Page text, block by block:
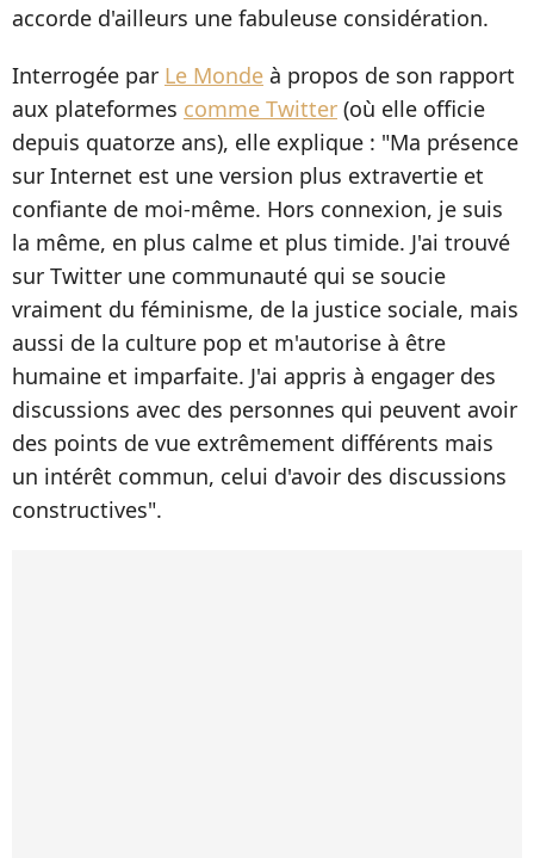
accorde d'ailleurs une fabuleuse considération.
Interrogée par Le Monde à propos de son rapport
aux plateformes comme Twitter (où elle officie
depuis quatorze ans), elle explique : "Ma présence
sur Internet est une version plus extravertie et
confiante de moi-même. Hors connexion, je suis
la même, en plus calme et plus timide. J'ai trouvé
sur Twitter une communauté qui se soucie
vraiment du féminisme, de la justice sociale, mais
aussi de la culture pop et m'autorise à être
humaine et imparfaite. J'ai appris à engager des
discussions avec des personnes qui peuvent avoir
des points de vue extrêmement différents mais
un intérêt commun, celui d'avoir des discussions
constructives".